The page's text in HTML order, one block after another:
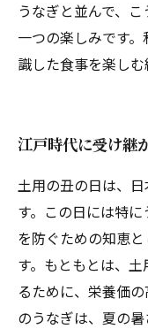
うなぎと並んで、
一つの楽しみです
識した食事を楽しむ
江戸時代に受け継
土用の丑の日は、
す。この日には特
を防ぐための知恵
す。もともとは、
るために、栄養価
のうなぎは、夏の